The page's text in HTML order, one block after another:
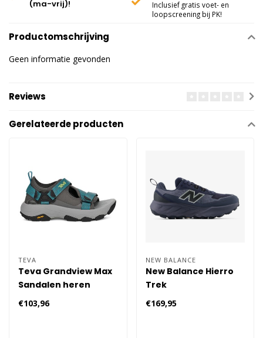
(ma-vrij)!
Inclusief gratis voet- en
loopscreening bij PK!
Productomschrijving
Geen informatie gevonden
Reviews
Gerelateerde producten
TEVA
Teva Grandview Max
Sandalen heren
€103,96
NEW BALANCE
New Balance Hierro
Trek
Wandelschoenen
Heren 296 - Grijs
€169,95